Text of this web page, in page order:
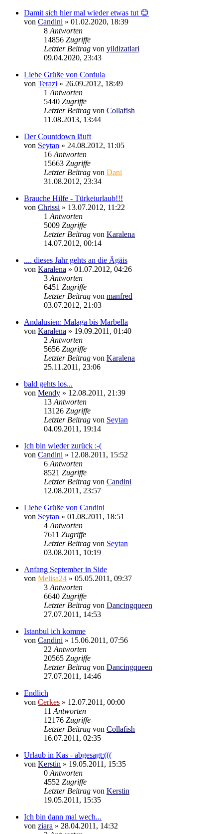
Damit sich hier mal wieder etwas tut 😊
von Candini » 01.02.2020, 18:39
8 Antworten
14856 Zugriffe
Letzter Beitrag von yildizatlari
09.04.2020, 23:43
Liebe Grüße von Cordula
von Terazi » 26.09.2012, 18:49
1 Antworten
5440 Zugriffe
Letzter Beitrag von Collafish
11.08.2013, 13:44
Der Countdown läuft
von Seytan » 24.08.2012, 11:05
16 Antworten
15663 Zugriffe
Letzter Beitrag von Dani
31.08.2012, 23:34
Brauche Hilfe - Türkeiurlaub!!!
von Chrissi » 13.07.2012, 11:22
1 Antworten
5009 Zugriffe
Letzter Beitrag von Karalena
14.07.2012, 00:14
.... dieses Jahr gehts an die Ägäis
von Karalena » 01.07.2012, 04:26
3 Antworten
6451 Zugriffe
Letzter Beitrag von manfred
03.07.2012, 21:03
Andalusien: Malaga bis Marbella
von Karalena » 19.09.2011, 01:40
2 Antworten
5656 Zugriffe
Letzter Beitrag von Karalena
25.11.2011, 23:06
bald gehts los...
von Mendy » 12.08.2011, 21:39
13 Antworten
13126 Zugriffe
Letzter Beitrag von Seytan
04.09.2011, 19:14
Ich bin wieder zurück :-(
von Candini » 12.08.2011, 15:52
6 Antworten
8521 Zugriffe
Letzter Beitrag von Candini
12.08.2011, 23:57
Liebe Grüße von Candini
von Seytan » 01.08.2011, 18:51
4 Antworten
7611 Zugriffe
Letzter Beitrag von Seytan
03.08.2011, 10:19
Anfang September in Side
von Melisa24 » 05.05.2011, 09:37
3 Antworten
6640 Zugriffe
Letzter Beitrag von Dancingqueen
27.07.2011, 14:53
Istanbul ich komme
von Candini » 15.06.2011, 07:56
22 Antworten
20565 Zugriffe
Letzter Beitrag von Dancingqueen
27.07.2011, 14:46
Endlich
von Cerkes » 12.07.2011, 00:00
11 Antworten
12176 Zugriffe
Letzter Beitrag von Collafish
16.07.2011, 02:35
Urlaub in Kas - abgesagt:(((
von Kerstin » 19.05.2011, 15:35
0 Antworten
4552 Zugriffe
Letzter Beitrag von Kerstin
19.05.2011, 15:35
Ich bin dann mal wech...
von ziara » 28.04.2011, 14:32